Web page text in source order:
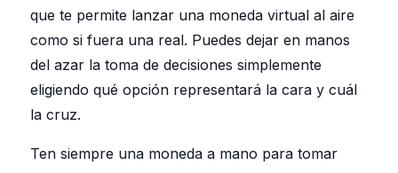
que te permite lanzar una moneda virtual al aire
como si fuera una real. Puedes dejar en manos
del azar la toma de decisiones simplemente
eligiendo qué opción representará la cara y cuál
la cruz.
Ten siempre una moneda a mano para tomar